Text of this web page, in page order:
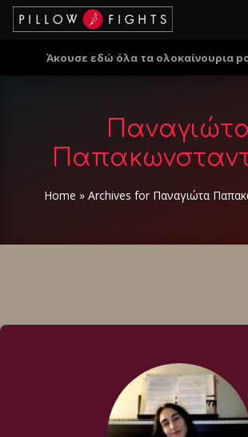
Άκουσε εδώ όλα τα ολοκαίνουρια
Home » Archives for Παναγιώτα